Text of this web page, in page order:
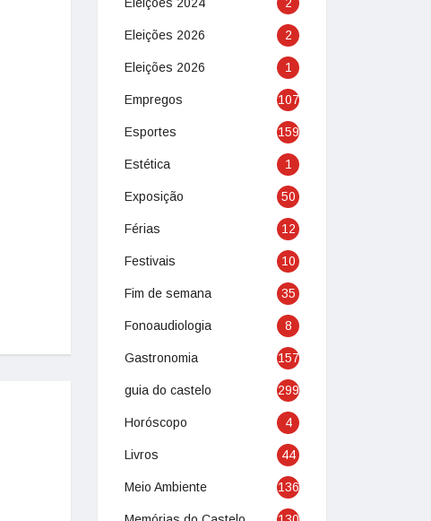
Eleições 2026 2
Eleições 2026 1
Empregos 107
Esportes 159
Estética 1
Exposição 50
Férias 12
Festivais 10
Fim de semana 35
Fonoaudiologia 8
Gastronomia 157
guia do castelo 299
Horóscopo 4
Livros 44
Meio Ambiente 136